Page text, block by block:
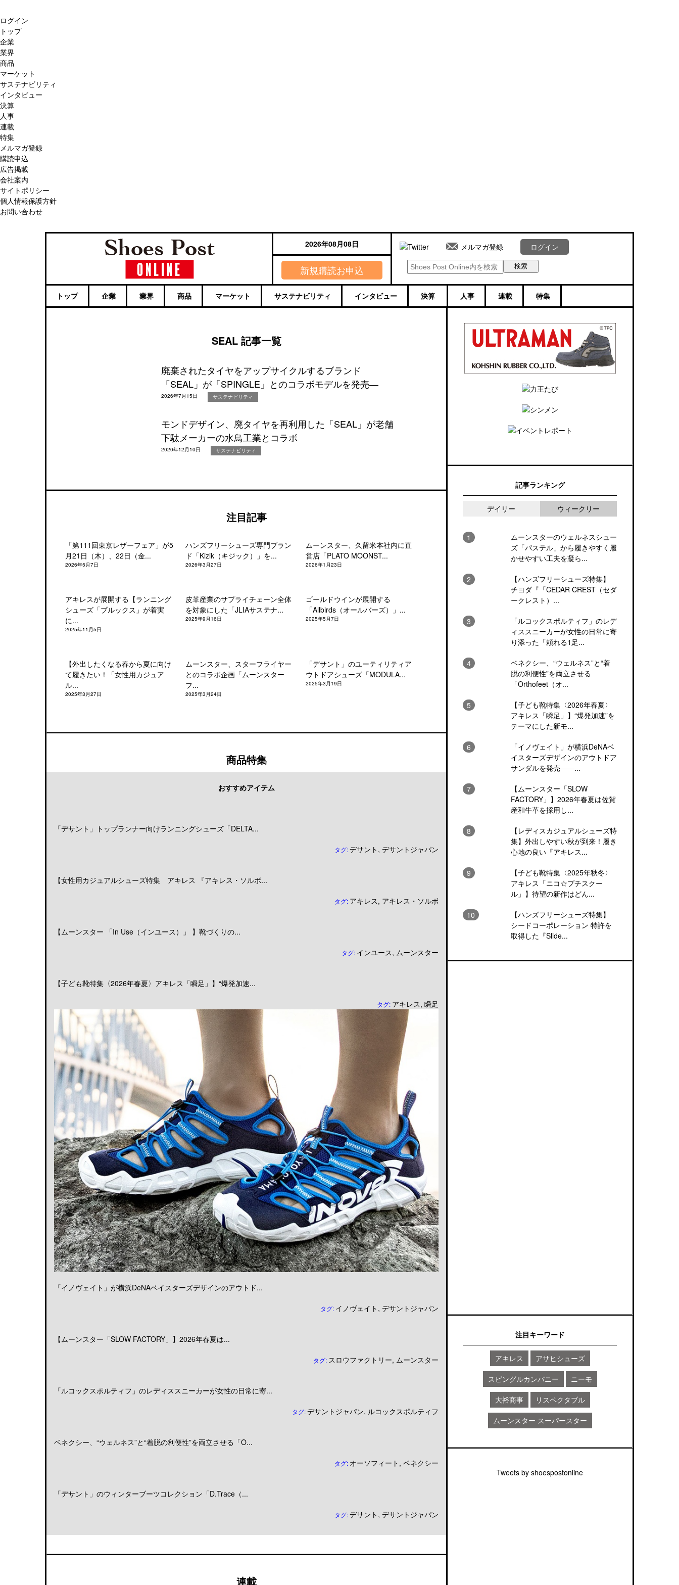
ログイン
トップ
企業
業界
商品
マーケット
サステナビリティ
インタビュー
決算
人事
連載
特集
メルマガ登録
購読申込
広告掲載
会社案内
サイトポリシー
個人情報保護方針
お問い合わせ
2026年08月08日
新規購読お申込
メルマガ登録 ログイン
トップ 企業 業界 商品 マーケット サステナビリティ インタビュー 決算 人事 連載 特集
SEAL 記事一覧
廃棄されたタイヤをアップサイクルするブランド
「SEAL」が「SPINGLE」とのコラボモデルを発売―
2026年7月15日 サステナビリティ
モンドデザイン、廃タイヤを再利用した「SEAL」が老舗
下駄メーカーの水鳥工業とコラボ
2020年12月10日 サステナビリティ
注目記事
「第111回東京レザーフェア」が5
月21日（木）、22日（金...
2026年5月7日
ハンズフリーシューズ専門ブラン
ド「Kizik（キジック）」を...
2026年3月27日
ムーンスター、久留米本社内に直
営店「PLATO MOONST...
2026年1月23日
アキレスが展開する【ランニング
シューズ「ブルックス」が着実
に...
2025年11月5日
皮革産業のサプライチェーン全体
を対象にした「JLIAサステナ...
2025年9月16日
ゴールドウインが展開する
「Allbirds（オールバーズ）」...
2025年5月7日
【外出したくなる春から夏に向け
て履きたい！「女性用カジュア
ル...
2025年3月27日
ムーンスター、スターフライヤー
とのコラボ企画「ムーンスター
フ...
2025年3月24日
「デサント」のユーティリティア
ウトドアシューズ「MODULA...
2025年3月19日
商品特集
おすすめアイテム
「デサント」トップランナー向けランニングシューズ「DELTA...
タグ:デサント , デサントジャパン
【女性用カジュアルシューズ特集 アキレス 『アキレス・ソルボ...
タグ: アキレス, アキレス・ソルボ
【ムーンスター 「In Use（インユース）」 】靴づくりの...
タグ: インユース, ムーンスター
【子ども靴特集〈2026年春夏〉アキレス「瞬足」】“爆発加速...
タグ: アキレス, 瞬足
「イノヴェイト」が横浜DeNAベイスターズデザインのアウトド...
タグ: イノヴェイト , デサントジャパン
【ムーンスター「SLOW FACTORY」】2026年春夏は...
タグ: スロウファクトリー, ムーンスター
「ルコックスポルティフ」のレディススニーカーが女性の日常に寄...
タグ:デサントジャパン, ルコックスポルティフ
ベネクシー、“ウェルネス”と“着脱の利便性”を両立させる「O...
タグ: オーソフィート , ベネクシー
「デサント」のウィンターブーツコレクション「D.Trace（...
タグ:デサント , デサントジャパン
連載
記事ランキング
デイリー ウィークリー
ムーンスターのウェルネスシュー
ズ「パステル」から履きやすく履
かせやすい工夫を凝ら...
【ハンズフリーシューズ特集】
チヨダ『「CEDAR CREST（セダ
ークレスト）...
「ルコックスポルティフ」のレデ
ィススニーカーが女性の日常に寄
り添った「頼れる1足...
ベネクシー、“ウェルネス”と“着
脱の利便性”を両立させる
「Orthofeet（オ...
【子ども靴特集〈2026年春夏〉
アキレス「瞬足」】“爆発加速”を
テーマにした新モ...
「イノヴェイト」が横浜DeNAベ
イスターズデザインのアウトドア
サンダルを発売――...
【ムーンスター「SLOW
FACTORY」】2026年春夏は佐賀
産和牛革を採用し...
【レディスカジュアルシューズ特
集】外出しやすい秋が到来！履き
心地の良い『アキレス...
【子ども靴特集〈2025年秋冬〉
アキレス「ニコ☆プチスクー
ル」】待望の新作はどん...
【ハンズフリーシューズ特集】
シードコーポレーション 特許を
取得した『Slide...
注目キーワード
アキレス アサヒシューズ
スピングルカンパニー ニーモ
大裕商事 リスペクタブル
ムーンスター スーパースター
Tweets by shoespostonline